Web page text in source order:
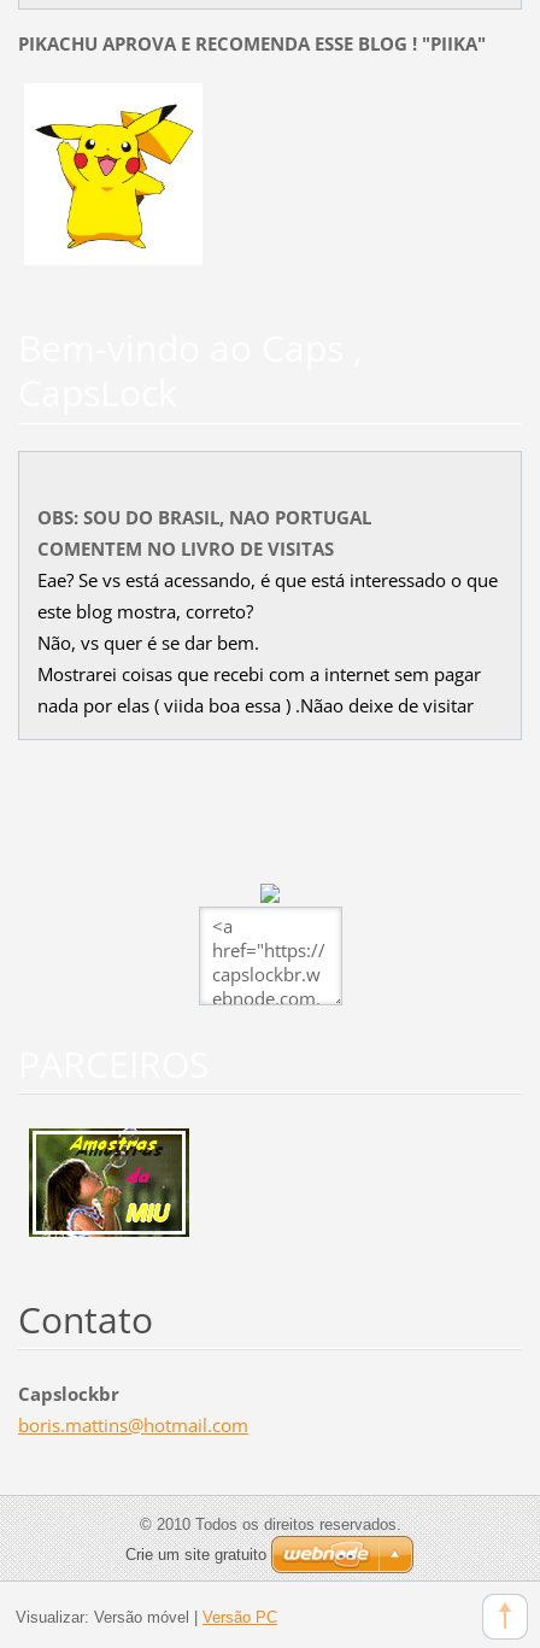
PIKACHU APROVA E RECOMENDA ESSE BLOG ! "PIIKA"
OBS: SOU DO BRASIL, NAO PORTUGAL
COMENTEM NO LIVRO DE VISITAS
Eae? Se vs está acessando, é que está interessado o que
este blog mostra, correto?
Não, vs quer é se dar bem.
Mostrarei coisas que recebi com a internet sem pagar
nada por elas ( viida boa essa ) .Nãao deixe de visitar
Contato
Capslockbr
boris.mattins@hotmail.com
© 2010 Todos os direitos reservados.
Crie um site gratuito
Visualizar: Versão móvel Versão PC